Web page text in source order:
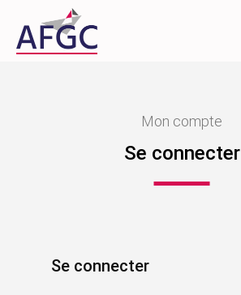
Mon compte
Se connecter
Se connecter